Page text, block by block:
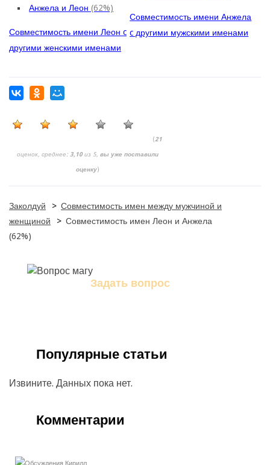
Анжела и Леон (62%)
Совместимость имени Леон c
другими женскими именами
Совместимость имени Анжела
c другими мужскими именами
(21
оценок, среднее: 3,10из 5, вы уже поставили
оценку)
Заколдуй > Совместимость имен между мужчиной и
женщиной
> Совместимость имен Леон и Анжела
(62%)
Задать вопрос
Популярные статьи
Извините. Данных пока нет.
Комментарии